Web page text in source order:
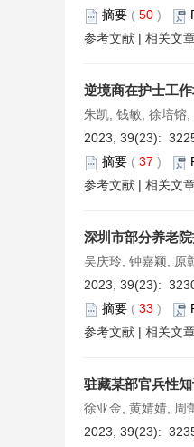
摘要 ( 50 )
参考文献 | 相关文
逆境商在护士工
朱凯, 钱敏, 徐培镕
2023, 39(23):
摘要 ( 37 )
参考文献 | 相关文
深圳市部分养老
吴庆玲, 钟嘉颖, 原
2023, 39(23):
摘要 ( 33 )
参考文献 | 相关文
驻藏某部官兵性
徐亚金, 黄婧婧, 周
2023, 39(23):